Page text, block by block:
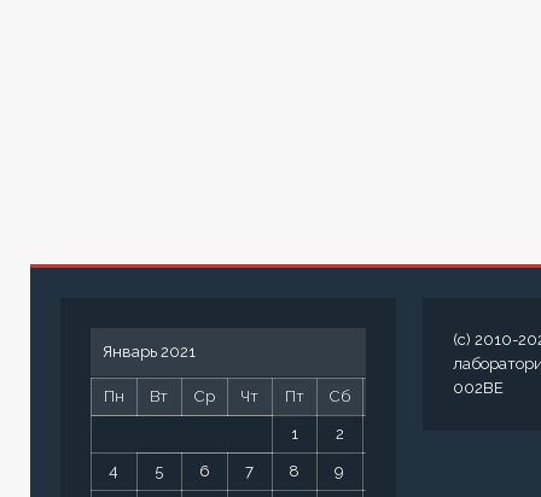
Январь 2021
Пн Вт Ср Чт Пт Сб
1 2
4 5 6 7 8 9
(c) 2010-
002BE